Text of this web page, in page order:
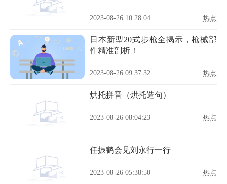
2023-08-26 10:28:04 热点
日本新型20式步枪全揭示，枪械部
件精准剖析！
2023-08-26 09:37:32 热点
烘托拼音（烘托造句）
2023-08-26 08:04:23 热点
任振鹤会见刘永行一行
2023-08-26 05:38:50 热点